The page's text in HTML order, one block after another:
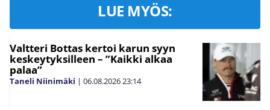
LUE MYÖS:
Valtteri Bottas kertoi karun syyn
keskeytyksilleen – ”Kaikki alkaa
palaa”
Taneli Niinimäki | 06.08.202623:14